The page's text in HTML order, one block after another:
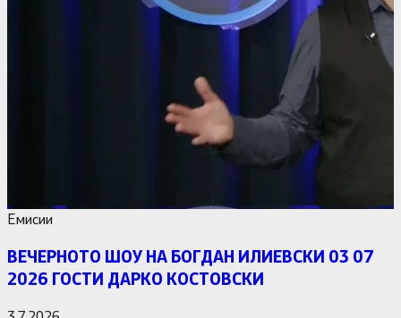
Емисии
ВЕЧЕРНОТО ШОУ НА БОГДАН ИЛИЕВСКИ 03 07
2026 ГОСТИ ДАРКО КОСТОВСКИ